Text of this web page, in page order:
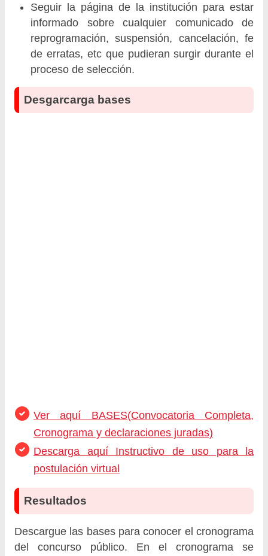
Seguir la página de la institución para estar
informado sobre cualquier comunicado de
reprogramación, suspensión, cancelación, fe
de erratas, etc que pudieran surgir durante el
proceso de selección.
Desgarcarga bases
Ver aquí BASES(Convocatoria Completa,
Cronograma y declaraciones juradas)
Descarga aquí Instructivo de uso para la
postulación virtual
Resultados
Descargue las bases para conocer el cronograma
del concurso público. En el cronograma se